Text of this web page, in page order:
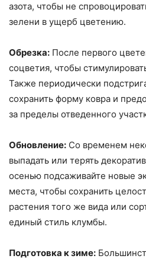
азота, чтобы не
зелени в ущерб цветению.
Обрезка: После первого
соцветия, чтобы
Также периодически
сохранить форму ковра и
за пределы отведенного
Обновление: Со временем
выпадать или терять
осенью подсаживайте новые
места, чтобы сохранить
растения того же вида или
единый стиль клумбы.
Подготовка к зиме: